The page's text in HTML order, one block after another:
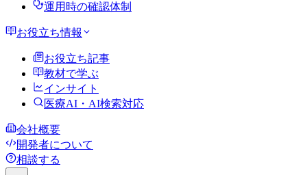
運用時の確認体制
お役立ち情報
お役立ち記事
教材で学ぶ
インサイト
医療AI・AI検索対応
会社概要
開発者について
相談する